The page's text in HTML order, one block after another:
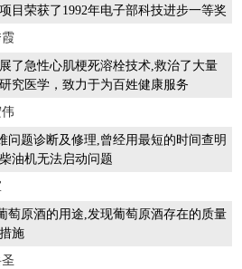
目荣获了1992年电子部科技进步一等奖
了急性心肌梗死溶栓技术,救治了大量
究医学，致力于为百姓健康服务
问题诊断及修理,曾经用最短的时间查明
油机无法启动问题
萄原酒的用途,发现葡萄原酒存在的质量
施